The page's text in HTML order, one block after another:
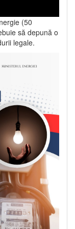
(50
să depună o
legale.